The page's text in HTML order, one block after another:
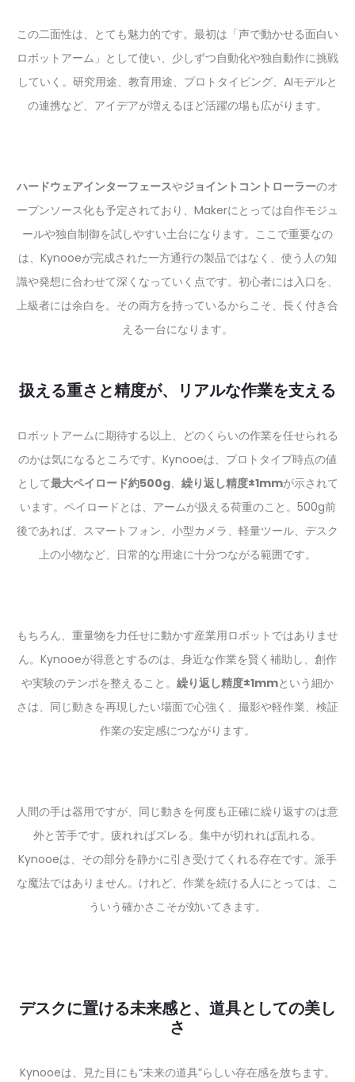
この二面性は、とても魅力的です。最初は「声で動かせる面白い
ロボットアーム」として使い、少しずつ自動化や独自動作に挑戦
していく。研究用途、教育用途、プロトタイピング、AIモデルと
の連携など、アイデアが増えるほど活躍の場も広がります。
ハードウェアインターフェースやジョイントコントローラーのオ
ープンソース化も予定されており、Makerにとっては自作モジュ
ールや独自制御を試しやすい土台になります。ここで重要なの
は、Kynooeが完成された一方通行の製品ではなく、使う人の知
識や発想に合わせて深くなっていく点です。初心者には入口を、
上級者には余白を。その両方を持っているからこそ、長く付き合
える一台になります。
扱える重さと精度が、リアルな作業を支える
ロボットアームに期待する以上、どのくらいの作業を任せられる
のかは気になるところです。Kynooeは、プロトタイプ時点の値
として最大ペイロード約500g、 繰り返し精度±1mmが示されて
います。ペイロードとは、アームが扱える荷重のこと。500g前
後であれば、スマートフォン、小型カメラ、軽量ツール、デスク
上の小物など、日常的な用途に十分つながる範囲です。
もちろん、重量物を力任せに動かす産業用ロボットではありませ
ん。Kynooeが得意とするのは、身近な作業を賢く補助し、創作
や実験のテンポを整えること。 繰り返し精度±1mmという細か
さは、同じ動きを再現したい場面で心強く、撮影や軽作業、検証
作業の安定感につながります。
人間の手は器用ですが、同じ動きを何度も正確に繰り返すのは意
外と苦手です。疲れればズレる。集中が切れれば乱れる。
Kynooeは、その部分を静かに引き受けてくれる存在です。派手
な魔法ではありません。けれど、作業を続ける人にとっては、こ
ういう確かさこそが効いてきます。
デスクに置ける未来感と、道具としての美し
さ
Kynooeは、見た目にも“未来の道具”らしい存在感を放ちます。